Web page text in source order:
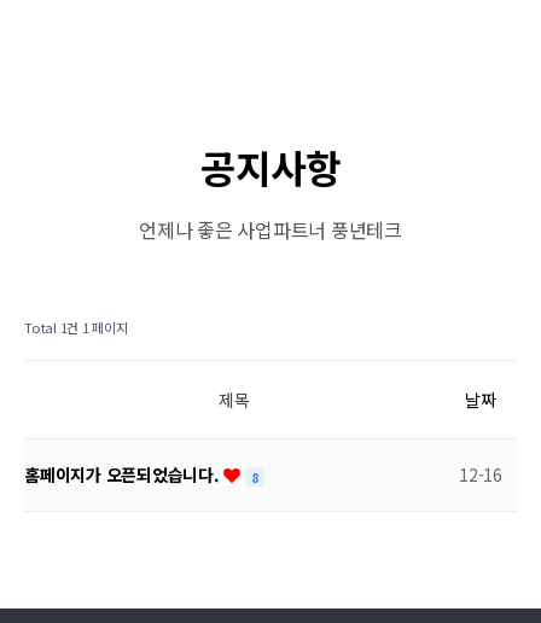
공지사항
언제나 좋은 사업파트너 풍년테크
Total 1건 1 페이지
제목 날짜
홈페이지가 오픈되었습니다. 8 12-16